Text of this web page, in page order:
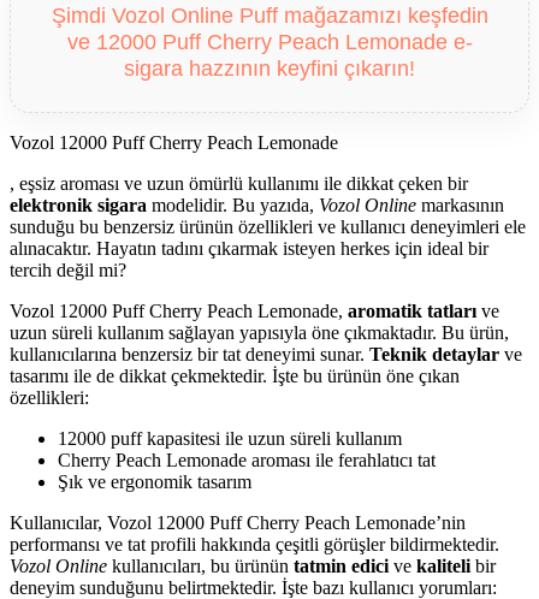
Şimdi Vozol Online Puff mağazamızı keşfedin
ve 12000 Puff Cherry Peach Lemonade e-
sigara hazzının keyfini çıkarın!
Vozol 12000 Puff Cherry Peach Lemonade
, eşsiz aroması ve uzun ömürlü kullanımı ile dikkat çeken bir
elektronik sigara modelidir. Bu yazıda, Vozol Online markasının
sunduğu bu benzersiz ürünün özellikleri ve kullanıcı deneyimleri ele
alınacaktır. Hayatın tadını çıkarmak isteyen herkes için ideal bir
tercih değil mi?
Vozol 12000 Puff Cherry Peach Lemonade, aromatik tatları ve
uzun süreli kullanım sağlayan yapısıyla öne çıkmaktadır. Bu ürün,
kullanıcılarına benzersiz bir tat deneyimi sunar. Teknik detaylar ve
tasarımı ile de dikkat çekmektedir. İşte bu ürünün öne çıkan
özellikleri:
12000 puff kapasitesi ile uzun süreli kullanım
Cherry Peach Lemonade aroması ile ferahlatıcı tat
Şık ve ergonomik tasarım
Kullanıcılar, Vozol 12000 Puff Cherry Peach Lemonade’nin
performansı ve tat profili hakkında çeşitli görüşler bildirmektedir.
Vozol Online kullanıcıları, bu ürünün tatmin edici ve kaliteli bir
deneyim sunduğunu belirtmektedir. İşte bazı kullanıcı yorumları: